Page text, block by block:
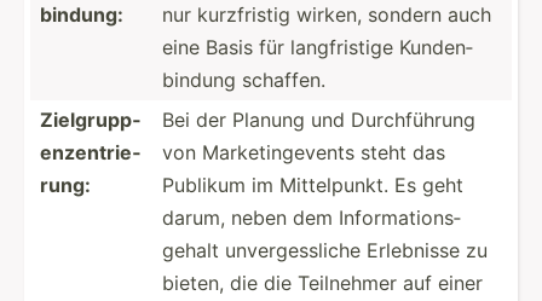
bin­dung:
nur kurzfr­istig wirken, sondern auch
eine Basis für langfr­istige Kunden­
bindung schaffen.
Zielgr­upp­
enz­ent­rie­
rung:
Bei der Planung und Durchf­ührung
von Market­ing­events steht das
Publikum im Mittel­punkt. Es geht
darum, neben dem Inform­ati­ons­
gehalt unverg­ess­liche Erlebnisse zu
bieten, die die Teilnehmer auf einer